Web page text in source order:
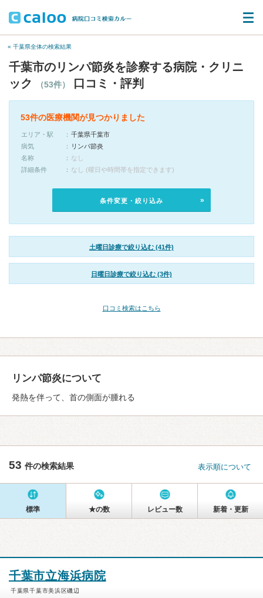
« 千葉県全体の検索結果
千葉市のリンパ節炎を診察する病院・クリニ
ック
（53件） 口コミ・評判
53件の医療機関が見つかりました
エリア・駅
千葉県千葉市
病気
リンパ節炎
名称
なし
詳細条件
なし (曜日や時間帯を指定できます)
条件変更・絞り込み
土曜日診療で絞り込む (41件)
日曜日診療で絞り込む (3件)
口コミ検索はこちら
リンパ節炎について
発熱を伴って、首の側面が腫れる
53 件の検索結果 表示順について
標準 ★の数 レビュー数 新着・更新
千葉市立海浜病院
千葉県千葉市美浜区磯辺